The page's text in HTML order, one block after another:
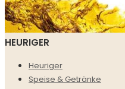
HEURIGER
Heuriger
Speise & Getränke